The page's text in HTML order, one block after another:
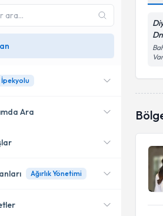
Van
ara
İpekyolu
Ara
yakın uzmanları
Ağırlık Yönetimi